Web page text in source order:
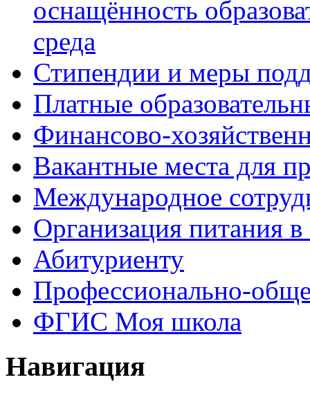
оснащённость
среда
Стипендии и меры
Платные
Финансово-
Вакантные места для
Международное
Организация питания в
Абитуриенту
Профессионально-
ФГИС Моя школа
Навигация